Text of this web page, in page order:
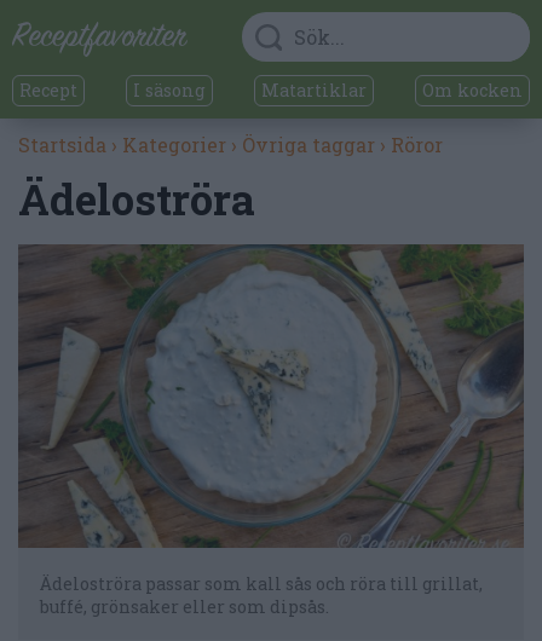
Recept I säsong Matartiklar Om kocken
Startsida › Kategorier › Övriga taggar › Röror
Ädeloströra
Ädeloströra passar som kall sås och röra till grillat,
buffé, grönsaker eller som dipsås.